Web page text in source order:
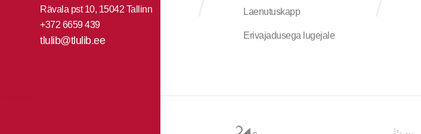
Rävala pst 10, 15042 Tallinn
+372 6659 439
tlulib@tlulib.ee
Laenutuskapp
Erivajadusega lugejale